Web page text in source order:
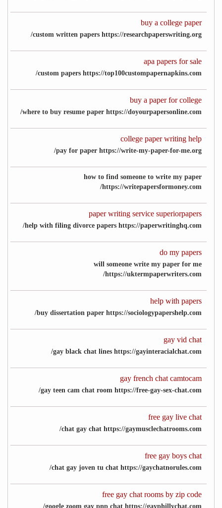
buy a college paper
custom written papers https://researchpaperswriting.org/
apa papers for sale
custom papers https://top100custompapernapkins.com/
buy a paper for college
where to buy resume paper https://doyourpapersonline.com/
college paper writing help
pay for paper https://write-my-paper-for-me.org/
how to find someone to write my paper
https://writepapersformoney.com/
paper writing service superiorpapers
help with filing divorce papers https://paperwritinghq.com/
do my papers
will someone write my paper for me
https://uktermpaperwriters.com/
help with papers
buy dissertation paper https://sociologypapershelp.com/
gay vid chat
gay black chat lines https://gayinteracialchat.com/
gay french chat camtocam
gay teen cam chat room https://free-gay-sex-chat.com/
free gay live chat
chat gay chat https://gaymusclechatrooms.com/
free gay boys chat
chat gay joven tu chat https://gaychatnorules.com/
free gay chat rooms by zip code
google zoom gay pnp chat https://gayphillychat.com/